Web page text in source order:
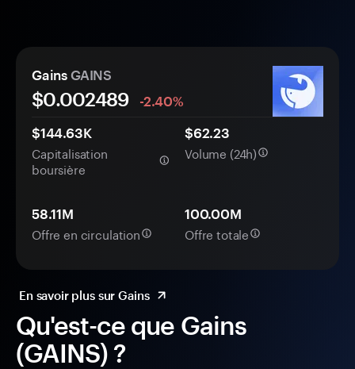
Qu'est-ce que Gains
(GAINS) ?
Gains GAINS
$0.002489
-2.40%
$144.63K
Capitalisation
boursière
$62.23
Volume (24h)
58.11M
Offre en circulation
100.00M
Offre totale
En savoir plus sur Gains